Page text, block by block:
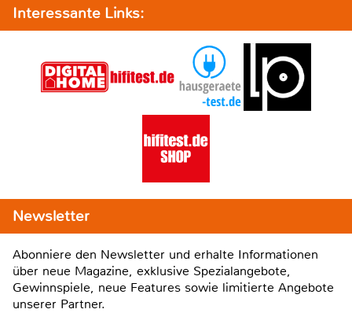
Interessante Links:
Newsletter
Abonniere den Newsletter und erhalte Informationen
über neue Magazine, exklusive Spezialangebote,
Gewinnspiele, neue Features sowie limitierte Angebote
unserer Partner.